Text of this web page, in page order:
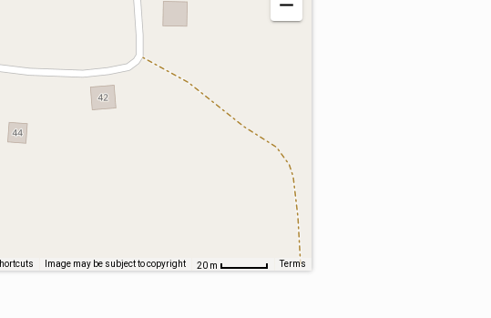
Image may be subject to copyright 20 m Terms